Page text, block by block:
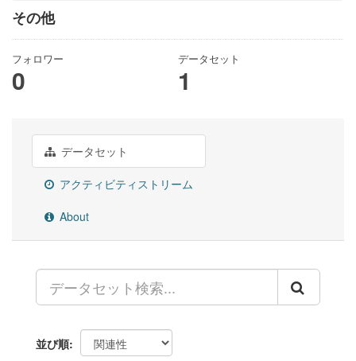
その他
フォロワー
0
データセット
1
データセット
アクティビティストリーム
About
並び順